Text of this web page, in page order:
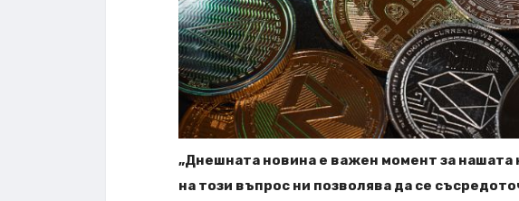
„Днешната новина е важен момент за
на този въпрос ни позволява да се